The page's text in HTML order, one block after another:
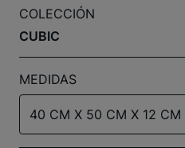
COLECCIÓN
CUBIC
MEDIDAS
40 CM X 50 CM X 12 CM